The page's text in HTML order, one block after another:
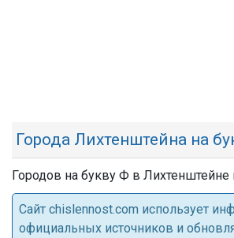
Города Лихтенштейна на
Городов на букву Ф в Лихтенштейне
Cайт chislennost.com использует
официальных источников и